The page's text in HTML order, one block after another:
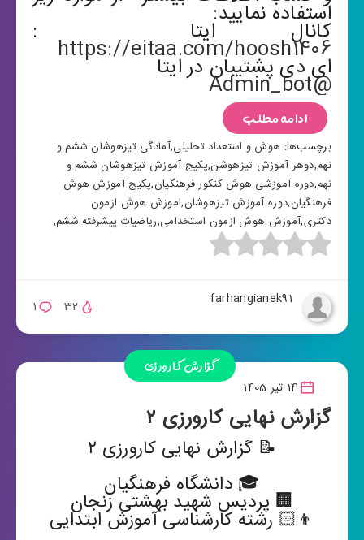
استفاده نمایید:
کانال ایتا :
https://eitaa.com/hoosh1406
ای دی پشتیبان در ایتا
@Admin_bot
ادامه مطلب
برچسب‌ها: هوش و استعداد تحلیلی,آمادگی تیزهوشان ششم و
نهم,دوهر آموزش تیزهوشن,پکیج آموزش تیزهوشان ششم و
نهم,دوره آموزشی هوش کنکور فرهنگیان,پکیج آموزش هوش
فرهنگیان,دوره آموزش تیزهوشان,اموزش هوش ازمون
دکتری,آموزش هوش ازمون استخدامی,ریاضیات پیشرفته ششم,
farhangianek91
1 32
گزارش کارورزی
14 تیر 1405
گزارش نهایی کارورزی ۲
📝 گزارش نهایی کارورزی ۲
🎓 دانشگاه فرهنگیان
🏢 پردیس شهید بهشتی زنجان
👦🏻 رشته کارشناسی آموزش ابتدایی